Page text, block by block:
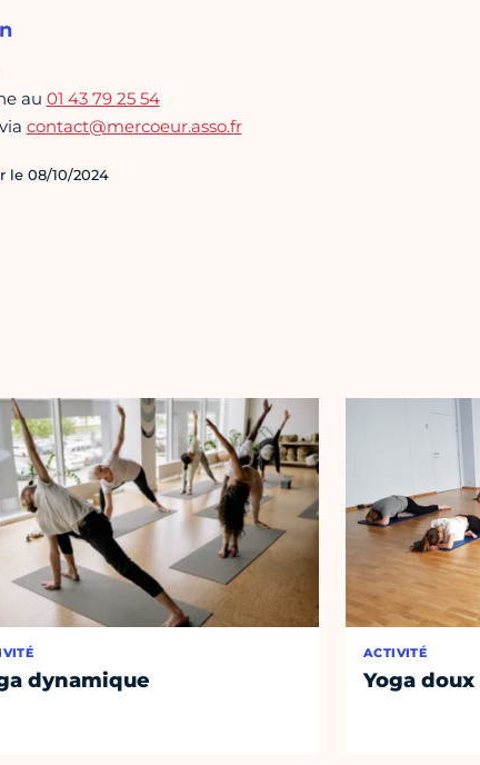
au 01 43 79 25 54
contact@mercoeur.asso.fr
le 08/10/2024
dynamique
ACTIVITÉ
Yoga doux